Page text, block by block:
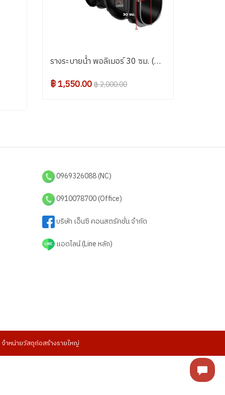
รางระบายน้ำ พอลิเมอร์ 30 ซม. (พร้อมฝาปิด)
฿ 1,550.00฿ 2,000.00
0969326088 (NC)
0910078700 (Office)
บริษัท เอ็นซี คอนสตรัคชั่น จำกัด
แอดไลน์ (Line หลัก)
จำหน่ายวัสดุก่อสร้างรายใหญ่